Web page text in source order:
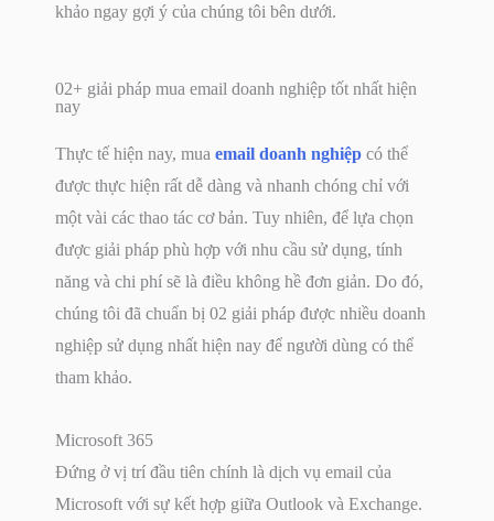
khảo ngay gợi ý của chúng tôi bên dưới.
02+ giải pháp mua email doanh nghiệp tốt nhất hiện
nay
Thực tế hiện nay, mua email doanh nghiệp có thể
được thực hiện rất dễ dàng và nhanh chóng chỉ với
một vài các thao tác cơ bản. Tuy nhiên, để lựa chọn
được giải pháp phù hợp với nhu cầu sử dụng, tính
năng và chi phí sẽ là điều không hề đơn giản. Do đó,
chúng tôi đã chuẩn bị 02 giải pháp được nhiều doanh
nghiệp sử dụng nhất hiện nay để người dùng có thể
tham khảo.
Microsoft 365
Đứng ở vị trí đầu tiên chính là dịch vụ email của
Microsoft với sự kết hợp giữa Outlook và Exchange.